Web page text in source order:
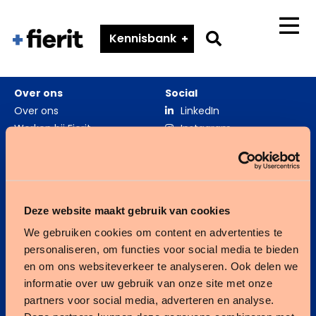
Deze website maakt gebruik van cookies
We gebruiken cookies om content en advertenties te
personaliseren, om functies voor social media te bieden
en om ons websiteverkeer te analyseren. Ook delen we
informatie over uw gebruik van onze site met onze
partners voor social media, adverteren en analyse.
Méér
een
Kennisbank
Go
search
page
Over ons
Over ons
Werken bij Fierit
Social
LinkedIn
Instagram
Fierit gehandicaptenzorg
Kennisbank
Integratie